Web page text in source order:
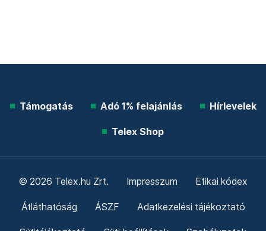
Támogatás Adó 1% felajánlás Hírlevelek
Telex Shop
© 2026 Telex.hu Zrt. Impresszum Etikai kódex
Átláthatóság ÁSZF Adatkezelési tájékoztató